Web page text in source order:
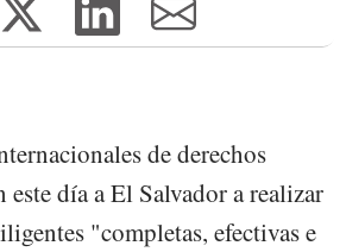
de derechos
este día a El Salvador a realizar
"completas, efectivas e